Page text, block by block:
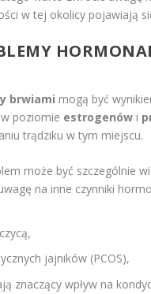
w tej okolicy pojawiają
brwiami mogą być
poziomie estrogenów i
trądziku w tym miejscu.
może być szczególnie
na inne czynniki
jajników (PCOS),
znaczący wpływ na